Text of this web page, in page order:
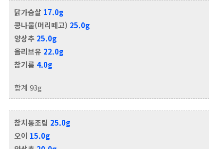
닭가슴살 17.0g
콩나물(머리떼고) 25.0g
양상추 25.0g
올리브유 22.0g
참기름 4.0g
합계 93g
참치통조림 25.0g
오이 15.0g